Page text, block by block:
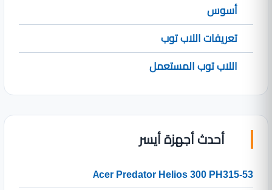
أسوس
تعريفات اللاب توب
اللاب توب المستعمل
أحدث أجهزة أيسر
Acer Predator Helios 300 PH315-53